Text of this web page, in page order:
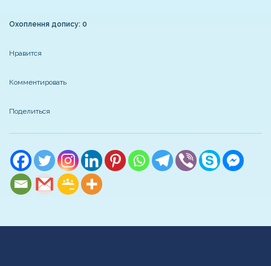
Охоплення допису: 0
Нравится
Комментировать
Поделиться